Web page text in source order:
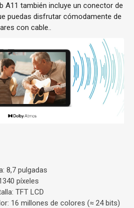
A11 también incluye un conector de
puedas disfrutar cómodamente de
con cable..
8,7 pulgadas
píxeles
TFT LCD
16 millones de colores (≈ 24 bits)